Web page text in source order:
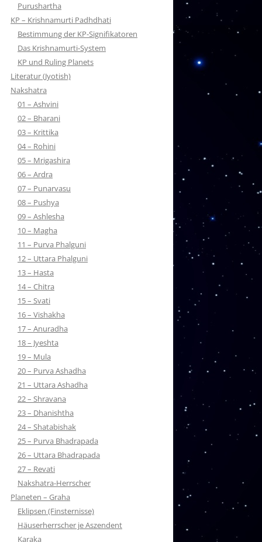
Purushartha
KP – Krishnamurti Padhdhati
Bestimmung der KP-Signifikatoren
Das Krishnamurti-System
KP und Ruling Planets
Literatur (Jyotish)
Nakshatra
01 – Ashvini
02 – Bharani
03 – Krittika
04 – Rohini
05 – Mrigashira
06 – Ardra
07 – Punarvasu
08 – Pushya
09 – Ashlesha
10 – Magha
11 – Purva Phalguni
12 – Uttara Phalguni
13 – Hasta
14 – Chitra
15 – Svati
16 – Vishakha
17 – Anuradha
18 – Jyeshta
19 – Mula
20 – Purva Ashadha
21 – Uttara Ashadha
22 – Shravana
23 – Dhanishtha
24 – Shatabishak
25 – Purva Bhadrapada
26 – Uttara Bhadrapada
27 – Revati
Nakshatra-Herrscher
Planeten – Graha
Eklipsen (Finsternisse)
Häuserherrscher je Aszendent
Karaka